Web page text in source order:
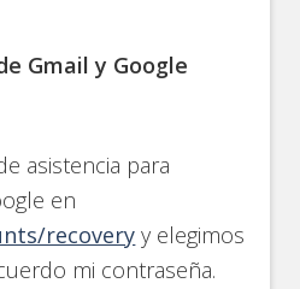
Gmail y Google
asistencia para
en
recovery y elegimos
mi contraseña.